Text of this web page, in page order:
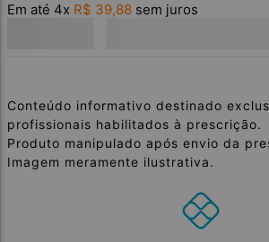
Em até 4x R$ 39,88 sem juros
Conteúdo informativo destinado
profissionais habilitados à prescrição.
Produto manipulado após envio da
Imagem meramente ilustrativa.